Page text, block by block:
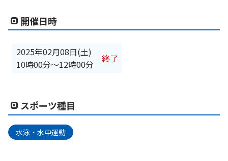
開催日時
2025年02月08日(土)
10時00分〜12時00分
終了
スポーツ種目
水泳・水中運動